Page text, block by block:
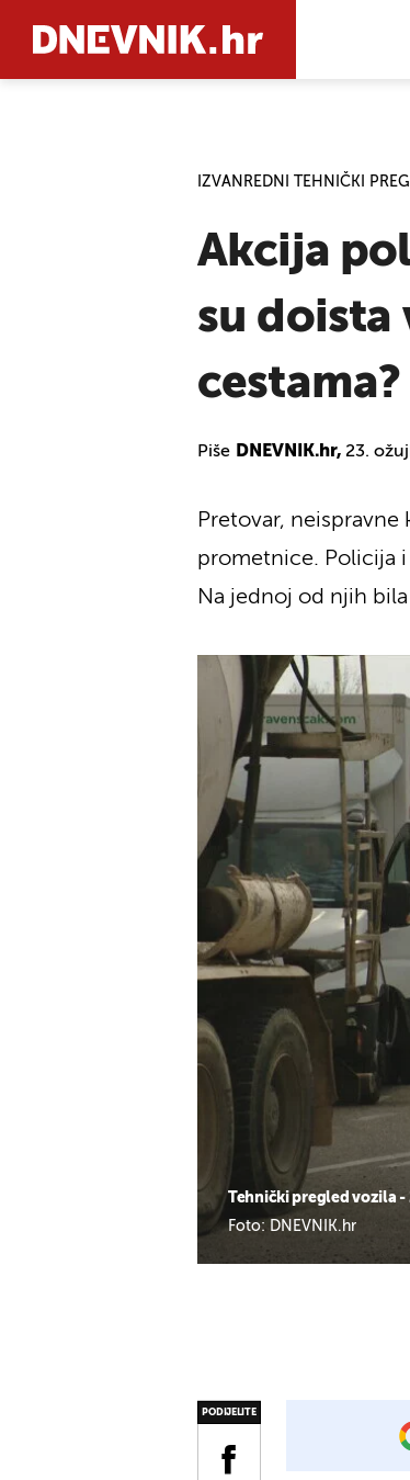
IZVANREDNI TEHNIČKI
Akcija
su
cestama?
Piše DNEVNIK.hr, 23.
Tehnički pregled vozila -
Foto: DNEVNIK.hr
Pretovar, neispravne
prometnice. Policija i
Na jednoj od njih
PODIJELITE